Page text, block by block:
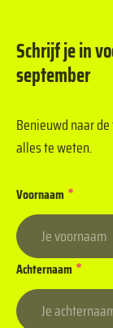
Schrijf je in
september
Benieuwd naar
alles te weten.
Voornaam *
Achternaam *